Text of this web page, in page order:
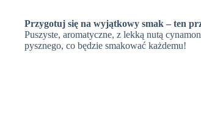
Przygotuj się na wyjątkowy smak – ten
Puszyste, aromatyczne, z lekką nutą
pysznego, co będzie smakować każdemu!